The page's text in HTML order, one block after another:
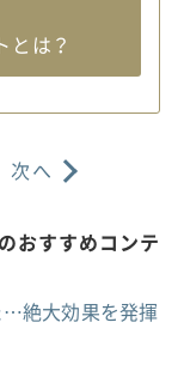
とは？
次へ
おすすめコンテ
…絶大効果を発揮